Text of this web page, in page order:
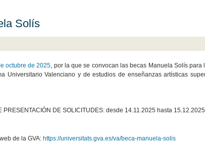
Solís
octubre de 2025 , por la que se convocan las becas Manuela Solís
Universitario Valenciano y de estudios de enseñanzas artísticas
PRESENTACIÓN DE SOLICITUDES: desde 14.11.2025 hasta 15.12.2025
de la GVA: https://universitats.gva.es/va/beca-manuela-solis